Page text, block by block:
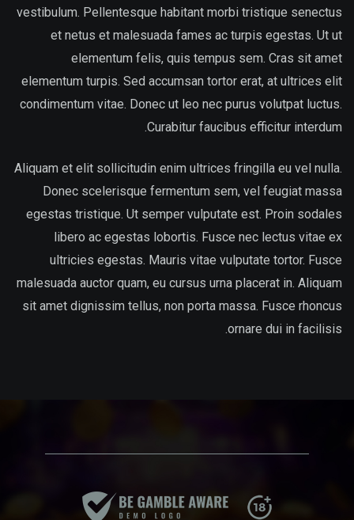
vestibulum. Pellentesque habitant morbi tristique senectus
et netus et malesuada fames ac turpis egestas. Ut ut
elementum felis, quis tempus sem. Cras sit amet
elementum turpis. Sed accumsan tortor erat, at ultrices elit
condimentum vitae. Donec ut leo nec purus volutpat luctus.
Curabitur faucibus efficitur interdum.
Aliquam et elit sollicitudin enim ultrices fringilla eu vel nulla.
Donec scelerisque fermentum sem, vel feugiat massa
egestas tristique. Ut semper vulputate est. Proin sodales
libero ac egestas lobortis. Fusce nec lectus vitae ex
ultricies egestas. Mauris vitae vulputate tortor. Fusce
malesuada auctor quam, eu cursus urna placerat in. Aliquam
sit amet dignissim tellus, non porta massa. Fusce rhoncus
ornare dui in facilisis.